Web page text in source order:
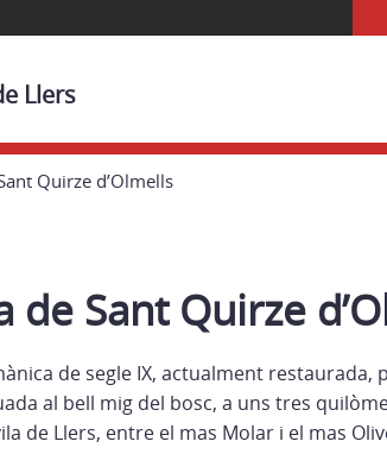
Llers
Quirze d’Olmells
de Sant Quirze
de segle IX, actualment restaurada,
al bell mig del bosc, a uns tres
de Llers, entre el mas Molar i el mas